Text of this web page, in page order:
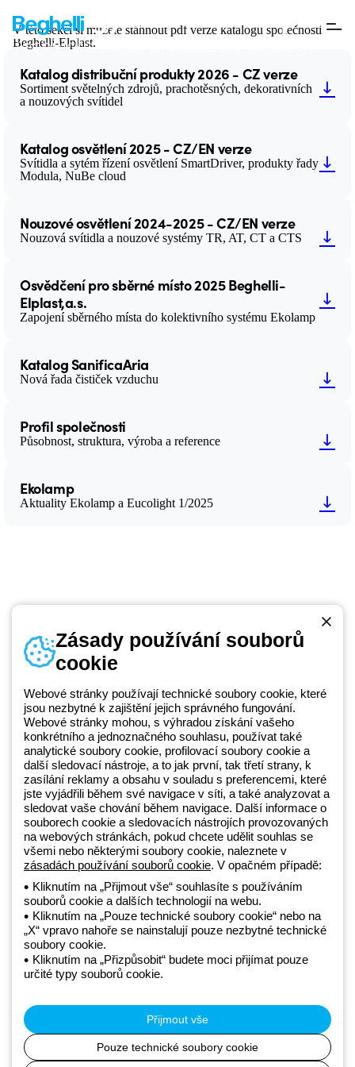
Katalogy ke stažení v .pdf
Technická sekce pro stažení katalogů
V této sekci si můžete stáhnout pdf verze katalogů společnosti
Beghelli-Elplast.
Katalog distribuční produkty 2026 - CZ verze
Sortiment světelných zdrojů, prachotěsných, dekorativních
a nouzových svítidel
Katalog osvětlení 2025 - CZ/EN verze
Svítidla a sytém řízení osvětlení SmartDriver, produkty řady
Modula, NuBe cloud
Nouzové osvětlení 2024-2025 - CZ/EN verze
Nouzová svítidla a nouzové systémy TR, AT, CT a CTS
Osvědčení pro sběrné místo 2025 Beghelli-
Elplast,a.s.
Zapojení sběrného místa do kolektivního systému Ekolamp
Katalog SanificaAria
Nová řada čističek vzduchu
Profil společnosti
Působnost, struktura, výroba a reference
Ekolamp
Aktuality Ekolamp a Eucolight 1/2025
Beghelli je součástí GEWISS Group od roku 2025 a jeho ekosystému
GEWISS LightZone, kde vyvíjíme propojená světelná řešení, která
transformují komplexitu do jednoduchosti a podporují profesionály a
koncové zákazníky v uspokojování jejich potřeb.Zjistěte více o
GEWISS
Czechia:CS
Telefonní číslo
+420 531 014 111
Zásady ochrany osobních údajů
Zásady používání souborů cookie
Obchodní podmínky
Všechny zásady
Accessibility
to the direction and coordination of Gewiss S.p.A. - P.IVA (IT)
00666341201 - Registered in the Register of Companies of
Bologna. Fully paid-up capital: 10,000,000 Euro
Zásady používání souborů
cookie
Webové stránky používají technické soubory cookie, které
jsou nezbytné k zajištění jejich správného fungování.
Webové stránky mohou, s výhradou získání vašeho
konkrétního a jednoznačného souhlasu, používat také
analytické soubory cookie, profilovací soubory cookie a
další sledovací nástroje, a to jak první, tak třetí strany, k
zasílání reklamy a obsahu v souladu s preferencemi, které
jste vyjádřili během své navigace v síti, a také analyzovat a
sledovat vaše chování během navigace. Další informace o
souborech cookie a sledovacích nástrojích provozovaných
na webových stránkách, pokud chcete udělit souhlas se
všemi nebo některými soubory cookie, naleznete v
zásadách používání souborů cookie. V opačném případě:
Kliknutím na „Přijmout vše“ souhlasíte s používáním
souborů cookie a dalších technologií na webu.
Kliknutím na „Pouze technické soubory cookie“ nebo na
„X“ vpravo nahoře se nainstalují pouze nezbytné technické
soubory cookie.
Kliknutím na „Přizpůsobit“ budete moci přijímat pouze
určité typy souborů cookie.
Přijmout vše
Pouze technické soubory cookie